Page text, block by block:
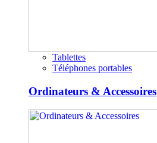
Tablettes
Téléphones portables
Ordinateurs & Accessoires